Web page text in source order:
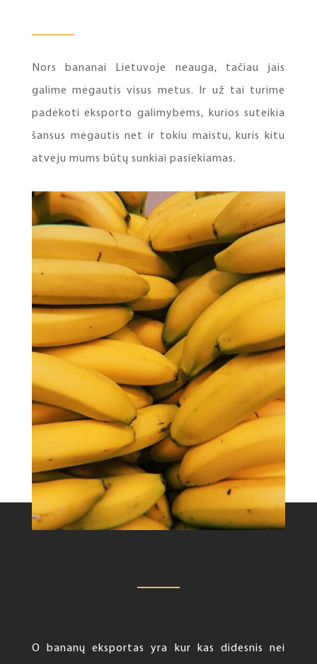
Nors bananai Lietuvoje neauga, tačiau jais
galime mėgautis visus metus. Ir už tai turime
padėkoti eksporto galimybėms, kurios suteikia
šansus mėgautis net ir tokiu maistu, kuris kitu
atveju mums būtų sunkiai pasiekiamas.
O bananų eksportas yra kur kas didesnis nei